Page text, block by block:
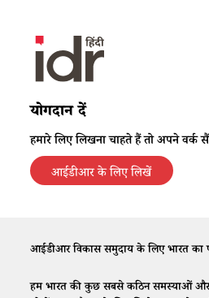
योगदान दें
हमारे लिए लिखना चाहते हैं तो अपने
आईडीआर के लिए लिखें
आईडीआर विकास समुदाय के लिए भारत का
हम भारत की कुछ सबसे कठिन समस्याओं और